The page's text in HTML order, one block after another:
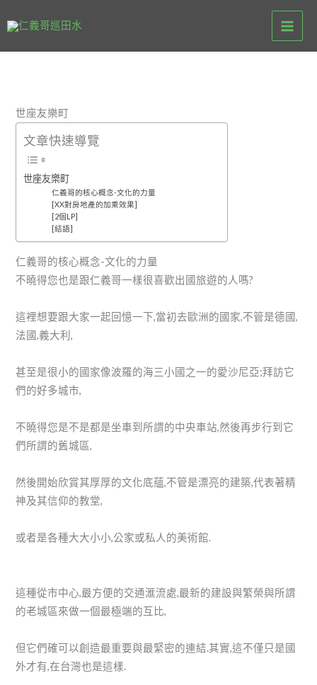
至
世座友樂町
文章快速導覽
世座友樂町
仁義哥的核心概念-文化的力量
[XX對房地產的加乘效果]
[2個LP]
[結語]
仁義哥的核心概念-文化的力量
不曉得您也是跟仁義哥一樣很喜歡出國旅遊的人嗎?
這裡想要跟大家一起回憶一下,當初去歐洲的國家,不管是德國,
法國,義大利,
甚至是很小的國家像波羅的海三小國之一的愛沙尼亞;拜訪它
們的好多城市,
不曉得您是不是都是坐車到所謂的中央車站,然後再步行到它
們所謂的舊城區,
然後開始欣賞其厚厚的文化底蘊,不管是漂亮的建築,代表著精
神及其信仰的教堂,
或者是各種大大小小,公家或私人的美術館.
這種從市中心,最方便的交通滙流處,最新的建設與繁榮與所謂
的老城區來做一個最極端的互比,
但它們確可以創造最重要與最緊密的連結.其實,這不僅只是國
外才有,在台灣也是這樣.